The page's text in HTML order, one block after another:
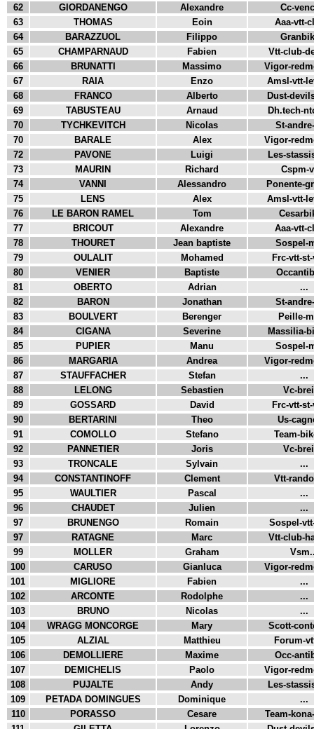
62
GIORDANENGO Alexandre
Cc-
63
THOMAS Eoin
Aaa-vtt-
64
BARAZZUOL Filippo
65
CHAMPARNAUD Fabien
Vtt-club-
66
BRUNATTI Massimo
Vigor-
67
RAIA Enzo
Amsl-vtt-
68
FRANCO Alberto
Dust-
69
TABUSTEAU Arnaud
Dh.tech-
70
TYCHKEVITCH Nicolas
St-
70
BARALE Alex
Vigor-
72
PAVONE Luigi
Les-
73
MAURIN Richard
Cspm-
74
VANNI Alessandro
Ponente-
75
LENS Alex
Amsl-vtt-
76
LE BARON RAMEL Tom
77
BRICOUT Alexandre
Aaa-vtt-
78
THOURET Jean baptiste
Sospel-
79
OULALIT Mohamed
Frc-vtt-
80
VENIER Baptiste
81
OBERTO Adrian
...
82
BARON Jonathan
St-
83
BOULVERT Berenger
Peille-
84
CIGANA Severine
Massilia-
85
PUPIER Manu
Sospel-
86
MARGARIA Andrea
Vigor-
87
STAUFFACHER Stefan
...
88
LELONG Sebastien
Vc-
89
GOSSARD David
Frc-vtt-
90
BERTARINI Theo
Us-
91
COMOLLO Stefano
Team-
92
PANNETIER Joris
Vc-
93
TRONCALE Sylvain
...
94
CONSTANTINOFF Clement
Vtt-
95
WAULTIER Pascal
...
96
CHAUDET Julien
...
97
BRUNENGO Romain
Sospel-
97
RATAGNE Marc
Vtt-club-
99
MOLLER Graham
100
CARUSO Gianluca
Vigor-
101
MIGLIORE Fabien
...
102
ARCONTE Rodolphe
...
103
BRUNO Nicolas
...
104
WRAGG MONCORGE Mary
Scott-
105
ALZIAL Matthieu
Forum-
106
DEMOLLIERE Maxime
Occ-
107
DEMICHELIS Paolo
Vigor-
108
PUJALTE Andy
Les-
109
PETADA DOMINGUES Dominique
...
110
PORASSO Cesare
Team-